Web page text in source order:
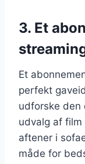
3. Et
Et
perfekt
udforske den
udvalg af film
aftener i
måde for